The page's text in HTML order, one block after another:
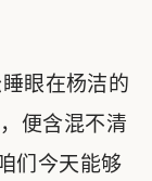
眼在杨洁的
便含混不清
们今天能够